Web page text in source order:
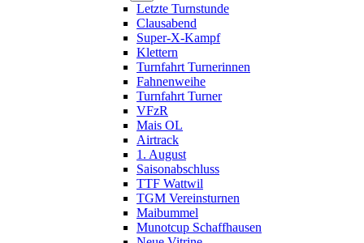
Letzte Turnstunde
Clausabend
Super-X-Kampf
Klettern
Turnfahrt Turnerinnen
Fahnenweihe
Turnfahrt Turner
VFzR
Mais OL
Airtrack
1. August
Saisonabschluss
TTF Wattwil
TGM Vereinsturnen
Maibummel
Munotcup Schaffhausen